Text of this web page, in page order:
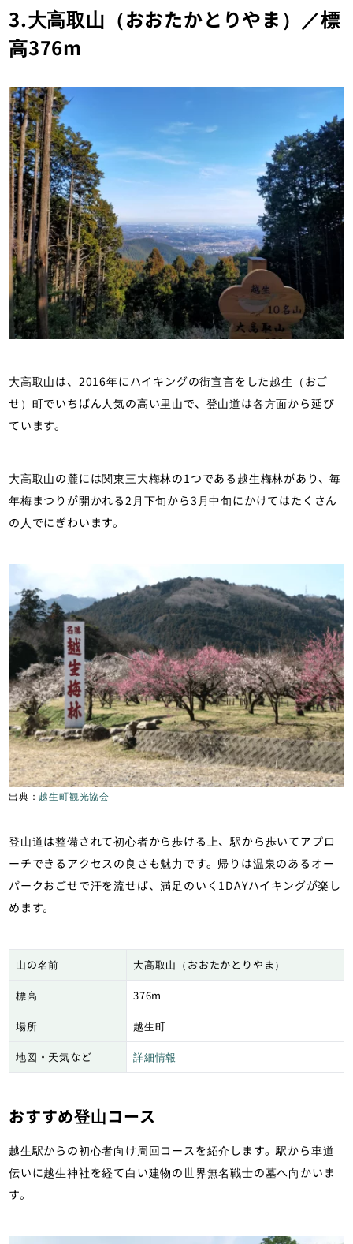
3.大高取山（おおたかとりやま）／標
高376m
大高取山は、2016年にハイキングの街宣言をした越生（おご
せ）町でいちばん人気の高い里山で、登山道は各方面から延び
ています。
大高取山の麓には関東三大梅林の1つである越生梅林があり、毎
年梅まつりが開かれる2月下旬から3月中旬にかけてはたくさん
の人でにぎわいます。
出典： 越生町観光協会
登山道は整備されて初心者から歩ける上、駅から歩いてアプロ
ーチできるアクセスの良さも魅力です。帰りは温泉のあるオー
パークおごせで汗を流せば、満足のいく1DAYハイキングが楽し
めます。
山の名前 大高取山（おおたかとりやま）
標高 376m
場所 越生町
地図・天気など 詳細情報
おすすめ登山コース
越生駅からの初心者向け周回コースを紹介します。駅から車道
伝いに越生神社を経て白い建物の世界無名戦士の墓へ向かいま
す。